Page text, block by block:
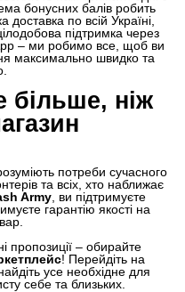
бонусних балів робить
по всій Україні,
підтримка через
– ми робимо все, щоб ви
максимально швидко та
більше, ніж
потреби сучасного
та всіх, хто наближає
Army , ви підтримуєте
гарантію якості на
пропозиції – обирайте
! Перейдіть на
усе необхідне для
себе та близьких.